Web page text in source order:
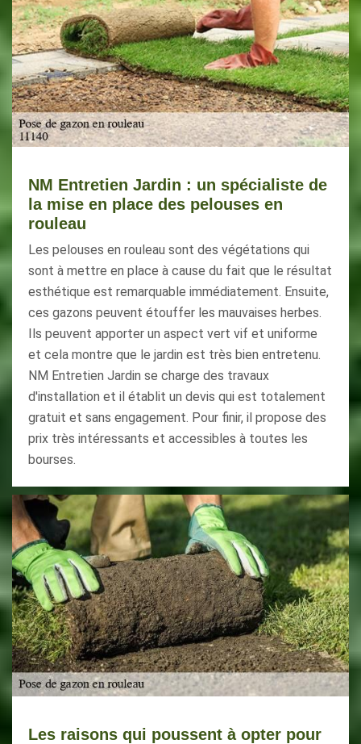
NM Entretien Jardin : un spécialiste de
la mise en place des pelouses en
rouleau
Les pelouses en rouleau sont des végétations qui
sont à mettre en place à cause du fait que le résultat
esthétique est remarquable immédiatement. Ensuite,
ces gazons peuvent étouffer les mauvaises herbes.
Ils peuvent apporter un aspect vert vif et uniforme
et cela montre que le jardin est très bien entretenu.
NM Entretien Jardin se charge des travaux
d'installation et il établit un devis qui est totalement
gratuit et sans engagement. Pour finir, il propose des
prix très intéressants et accessibles à toutes les
bourses.
Les raisons qui poussent à opter pour